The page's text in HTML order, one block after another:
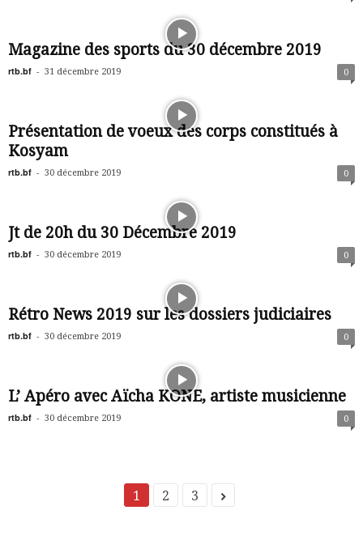
Magazine des sports du 30 décembre 2019
rtb.bf - 31 décembre 2019 0
Présentation de voeux des corps constitués à
Kosyam
rtb.bf - 30 décembre 2019 0
Jt de 20h du 30 Décembre 2019
rtb.bf - 30 décembre 2019 0
Rétro News 2019 sur les dossiers judiciaires
rtb.bf - 30 décembre 2019 0
L’ Apéro avec Aïcha KONE, artiste musicienne
rtb.bf - 30 décembre 2019 0
1 2 3